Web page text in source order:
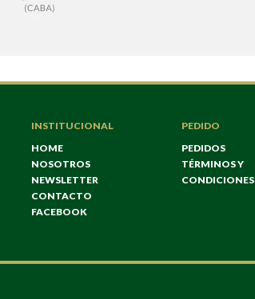
INSTITUCIONAL
HOME
NOSOTROS
NEWSLETTER
CONTACTO
FACEBOOK
PEDIDO
PEDIDOS
TÉRMINOS Y
CONDICIONES